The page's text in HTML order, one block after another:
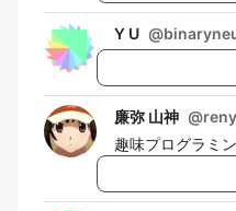
Y U @
廉弥 山神 @
趣味プログラミ